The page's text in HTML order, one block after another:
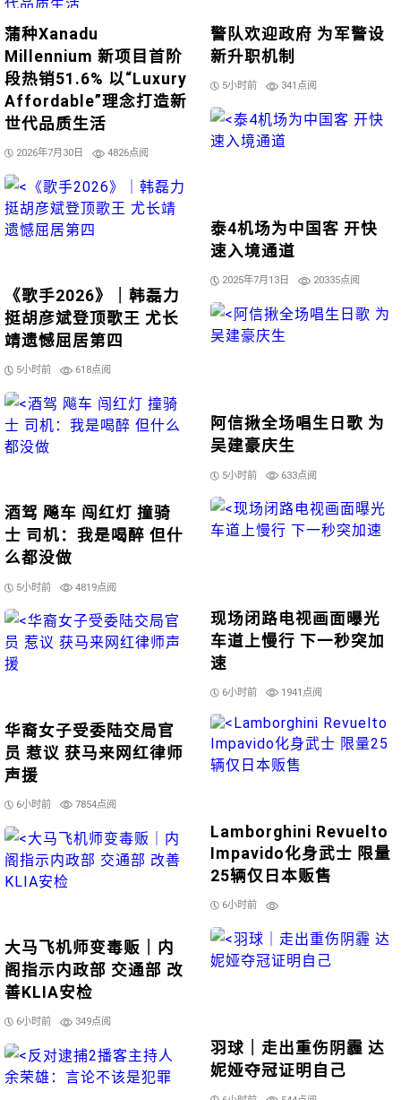
蒲种Xanadu
Millennium 新项目首阶
段热销51.6% 以“Luxury
Affordable”理念打造新
世代品质生活
2026年7月30日 4826点阅
警队欢迎政府 为军警设
新升职机制
5小时前 341点阅
泰4机场为中国客 开快
速入境通道
2025年7月13日 20335点阅
《歌手2026》｜韩磊力
挺胡彦斌登顶歌王 尤长
靖遗憾屈居第四
5小时前 618点阅
阿信揪全场唱生日歌 为
吴建豪庆生
5小时前 633点阅
酒驾 飚车 闯红灯 撞骑
士 司机：我是喝醉 但什
么都没做
5小时前 4819点阅
现场闭路电视画面曝光
车道上慢行 下一秒突加
速
6小时前 1941点阅
华裔女子受委陆交局官
员 惹议 获马来网红律师
声援
6小时前 7854点阅
Lamborghini Revuelto
Impavido化身武士 限量
25辆仅日本贩售
6小时前
大马飞机师变毒贩｜内
阁指示内政部 交通部 改
善KLIA安检
6小时前 349点阅
羽球｜走出重伤阴霾 达
妮娅夺冠证明自己